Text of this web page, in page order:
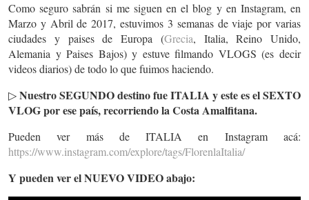
Como seguro sabrán si me siguen en el blog y en Instagram, en
Marzo y Abril de 2017, estuvimos 3 semanas de viaje por varias
ciudades y paises de Europa (Grecia, Italia, Reino Unido,
Alemania y Paises Bajos) y estuve filmando VLOGS (es decir
videos diarios) de todo lo que fuimos haciendo.
▷Nuestro SEGUNDO destino fue ITALIA y este es el SEXTO
VLOG por ese país, recorriendo la Costa Amalfitana.
Pueden ver más de ITALIA en Instagram acá:
https://www.instagram.com/explore/tags/FlorenlaItalia/
Y pueden ver el NUEVO VIDEO abajo: